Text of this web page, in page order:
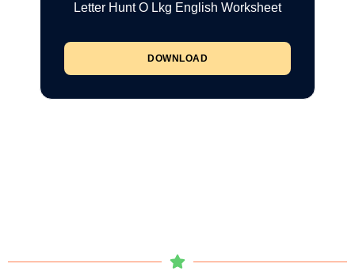
Letter Hunt O Lkg English Worksheet
DOWNLOAD